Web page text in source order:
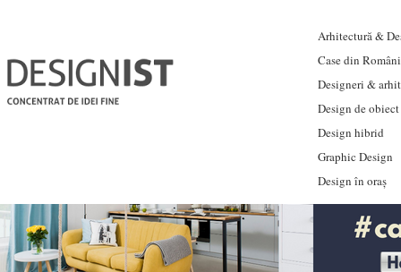
Arhitectură &
Case din
Designeri &
Design de obiect
Design hibrid
Graphic Design
Design în oraș